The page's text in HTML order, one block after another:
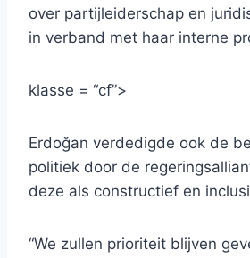
over partijleiderschap en
in verband met haar interne
klasse = “cf”>
Erdoğan verdedigde ook de
politiek door de
deze als constructief en
“We zullen prioriteit blijven